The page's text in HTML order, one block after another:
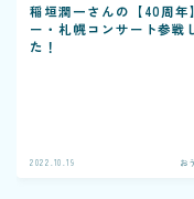
稲垣潤一さんの【40周年
ー・札幌コンサート参戦
た！
2022.10.19 お